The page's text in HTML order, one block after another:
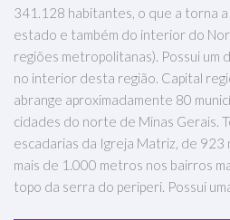
341.128 habitantes, o que a torna
estado e também do interior do
regiões metropolitanas). Possui um
no interior desta região. Capital
abrange aproximadamente 80
cidades do norte de Minas Gerais.
escadarias da Igreja Matriz, de
mais de 1.000 metros nos bairros
topo da serra do periperi. Possui